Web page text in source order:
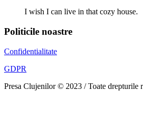
I wish I can live in that cozy house.
Politicile noastre
Confidentialitate
GDPR
Presa Clujenilor © 2023 / Toate drepturile